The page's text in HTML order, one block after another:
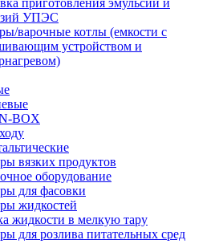
приготовления эмульсий и
УПЭС
варочные котлы (емкости с
устройством и
BOX
вязких продуктов
оборудование
для фасовки
жидкостей
жидкости в мелкую тару
для розлива питательных сред